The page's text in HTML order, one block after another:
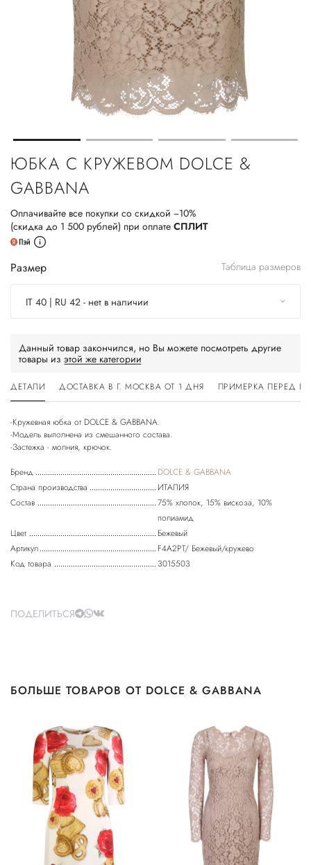
ЮБКА С КРУЖЕВОМ DOLCE &
GABBANA
Оплачивайте все покупки со скидкой −10%
(скидка до 1 500 рублей) при оплате СПЛИТ
Размер Таблица размеров
IT 40 | RU 42 - нет в наличии
Данный товар закончился, но Вы можете посмотреть другие
товары из этой же категории
ДЕТАЛИ ДОСТАВКА В Г. МОСКВА ОТ 1 ДНЯ ПРИМЕРКА ПЕРЕД
-Кружевная юбка от DOLCE & GABBANA.
-Модель выполнена из смешанного состава.
Бренд
DOLCE & GABBANA
Страна производства
ИТАЛИЯ
Состав
75% хлопок, 15% вискоза, 10%
полиамид
Цвет
Бежевый
Артикул
F4A2РT/ Бежевый/кружево
Код товара
3015503
ПОДЕЛИТЬСЯ
БОЛЬШЕ ТОВАРОВ ОТ DOLCE & GABBANA